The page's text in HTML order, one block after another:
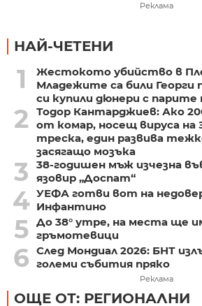
Реклама
НАЙ-ЧЕТЕНИ
1
Жестокото убийство в
Младежите са били Георги
си купили дюнери с парите
2
Тодор Кантарджиев: Ако
от комар, носещ вируса на
треска, един развива
засягащо мозъка
3
38-годишен мъж изчезна
язовир „Доспат“
4 УЕФА готви вот на
Инфантино
5 До 38° утре, на места ще
гръмотевици
6 След Мондиал 2026: БНТ
големи събития пряко
Реклама
ОЩЕ ОТ: РЕГИОНАЛНИ